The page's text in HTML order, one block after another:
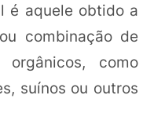
é aquele obtido a
combinação de
como
suínos ou outros